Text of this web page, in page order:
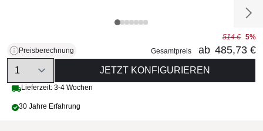
Preisberechnung
514 € 5%
Gesamtpreis
ab 485,73 €
Quantity
JETZT KONFIGURIEREN
Lieferzeit: 3-4 Wochen
30 Jahre Erfahrung